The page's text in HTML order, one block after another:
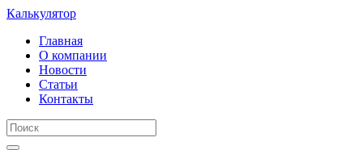
Калькулятор
Главная
О компании
Новости
Статьи
Контакты